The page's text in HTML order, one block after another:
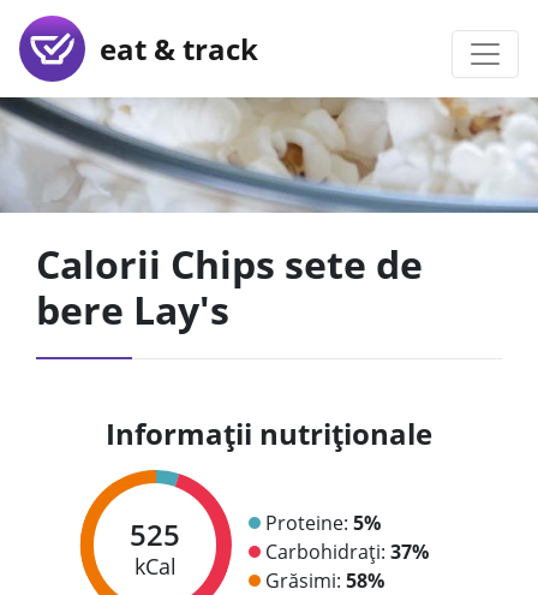
eat & track
Calorii Chips sete de
bere Lay's
Informații nutriționale
525
kCal
Proteine: 5%
Carbohidrați: 37%
Grăsimi: 58%